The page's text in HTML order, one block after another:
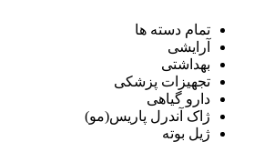
تمام دسته ها
آرایشی
بهداشتی
تجهیزات پزشکی
دارو گیاهی
ژاک آندرل پاریس(مو)
ژیل بوته